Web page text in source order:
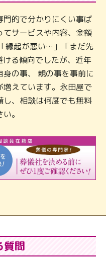
的で分かりにくい事ば
てサービスや内容、金額
縁起が悪い…」「まだ先
る傾向でしたが、近年
の事、 親の事を事前に
えています。永田屋で
、相談は何度でも無料
。
質問